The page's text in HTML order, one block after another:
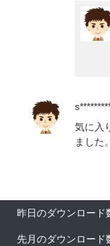
気に入
ました
昨日のダウンロード
先月のダウンロード